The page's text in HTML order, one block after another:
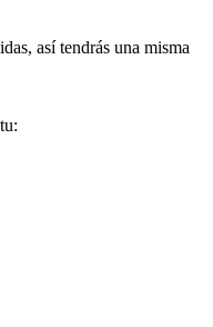
así tendrás una misma